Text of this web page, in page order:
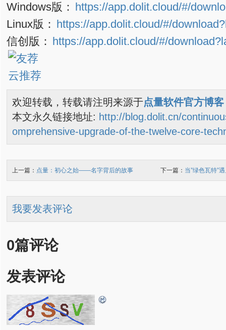
Windows版： https://app.dolit.cloud/#/
Linux版： https://app.dolit.cloud/#/
信创版： https://app.dolit.cloud/#/
欢迎转载，转载请注明来源于点量软件官方博客
本文永久链接地址: http://blog.dolit.cn/
omprehensive-upgrade-of-the-twelve-core-
上一篇： 点量：初心之始——名字背后的故事 下一篇： 当”绿色瓦特”
我要发表评论
0篇评论
发表评论